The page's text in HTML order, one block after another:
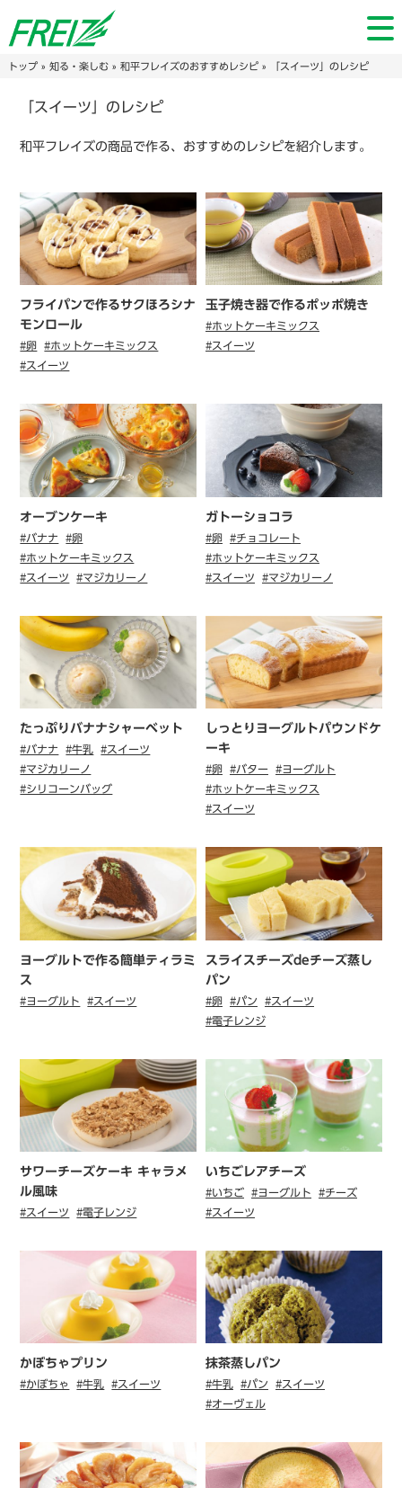
トップ» 知る・楽しむ» 和平フレイズのおすすめレシピ» 「スイーツ」のレシピ
「スイーツ」のレシピ
和平フレイズの商品で作る、おすすめのレシピを紹介します。
フライパンで作るサクほろシナ
モンロール
#卵
#ホットケーキミックス
#スイーツ
玉子焼き器で作るポッポ焼き
#ホットケーキミックス
#スイーツ
オーブンケーキ
#バナナ
#卵
#ホットケーキミックス
#スイーツ
#マジカリーノ
ガトーショコラ
#卵
#チョコレート
#ホットケーキミックス
#スイーツ
#マジカリーノ
たっぷりバナナシャーベット
#バナナ #牛乳
#スイーツ
#マジカリーノ
#シリコーンバッグ
しっとりヨーグルトパウンドケ
ーキ
#卵 #バター
#ヨーグルト
#ホットケーキミックス
#スイーツ
ヨーグルトで作る簡単ティラミ
ス
#ヨーグルト #スイーツ
スライスチーズdeチーズ蒸し
パン
#卵 #パン
#スイーツ
#電子レンジ
サワーチーズケーキ キャラメ
ル風味
#スイーツ #電子レンジ
いちごレアチーズ
#いちご #ヨーグルト
#チーズ
#スイーツ
かぼちゃプリン
#かぼちゃ #牛乳 #スイーツ
抹茶蒸しパン
#牛乳 #パン
#スイーツ
#オーヴェル